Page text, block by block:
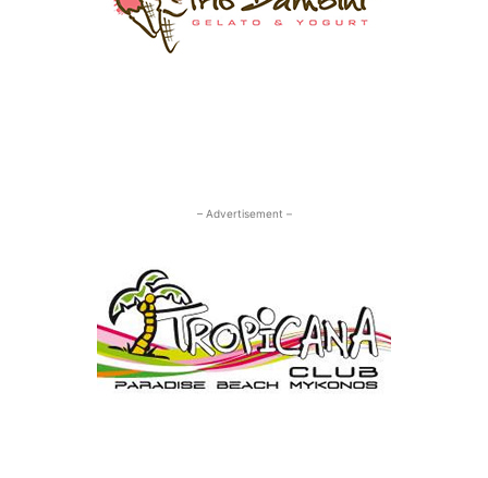
– Advertisement –